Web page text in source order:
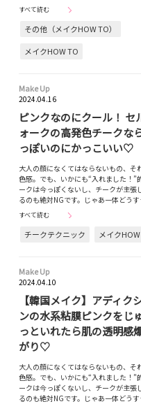
すべて読む
その他（メイクHOW TO）
メイクHOW TO
Make Up
2024.04.16
ピンクなのにクール！ セ
ォークの高発色チークな
っぽいのにかっこいい♡
大人の顔になくてはならないもの、そ
色感。でも、いかにも“入れました！”
ークは今っぽくないし、チークが主張
るのも絶対NGです。じゃあ一体どう
すべて読む
チークテクニック メイク
Make Up
2024.04.10
【韓国メイク】アディク
ンの水系粘膜ピンクをじ
っといれたら肌の透明感
がり♡
大人の顔になくてはならないもの、そ
色感。でも、いかにも“入れました！”
ークは今っぽくないし、チークが主張
るのも絶対NGです。じゃあ一体どう